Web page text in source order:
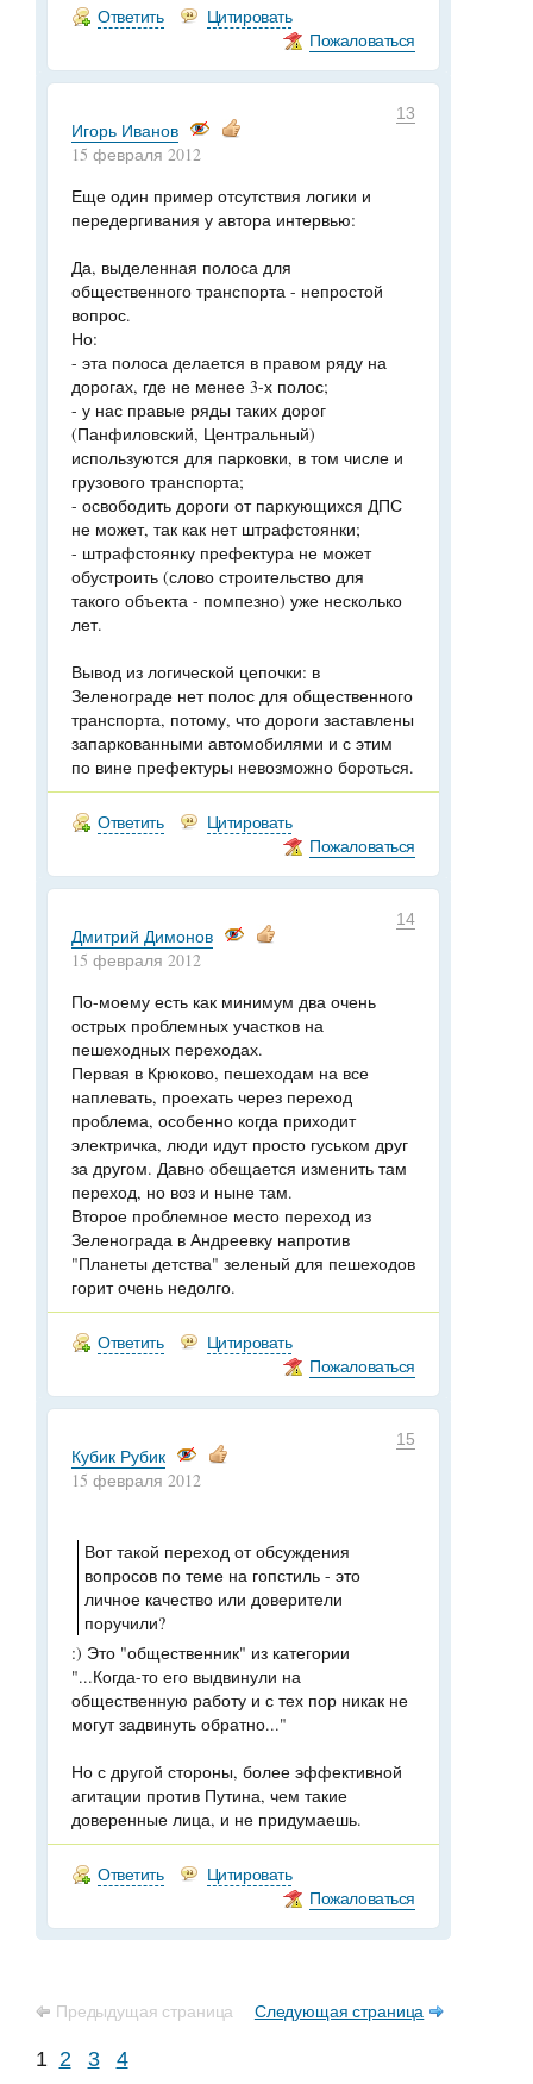
Ответить
Цитировать
Пожаловаться
13
Игорь Иванов
15 февраля 2012
Еще один пример отсутствия логики и
передергивания у автора интервью:
Да, выделенная полоса для
общественного транспорта - непростой
вопрос.
Но:
- эта полоса делается в правом ряду на
дорогах, где не менее 3-х полос;
- у нас правые ряды таких дорог
(Панфиловский, Центральный)
используются для парковки, в том числе и
грузового транспорта;
- освободить дороги от паркующихся ДПС
не может, так как нет штрафстоянки;
- штрафстоянку префектура не может
обустроить (слово строительство для
такого объекта - помпезно) уже несколько
лет.
Вывод из логической цепочки: в
Зеленограде нет полос для общественного
транспорта, потому, что дороги заставлены
запаркованными автомобилями и с этим
по вине префектуры невозможно бороться.
Ответить
Цитировать
Пожаловаться
14
Дмитрий Димонов
15 февраля 2012
По-моему есть как минимум два очень
острых проблемных участков на
пешеходных переходах.
Первая в Крюково, пешеходам на все
наплевать, проехать через переход
проблема, особенно когда приходит
электричка, люди идут просто гуськом друг
за другом. Давно обещается изменить там
переход, но воз и ныне там.
Второе проблемное место переход из
Зеленограда в Андреевку напротив
"Планеты детства" зеленый для пешеходов
горит очень недолго.
Ответить
Цитировать
Пожаловаться
15
Кубик Рубик
15 февраля 2012
Вот такой переход от обсуждения
вопросов по теме на гопстиль - это
личное качество или доверители
поручили?
:) Это "общественник" из категории
"...Когда-то его выдвинули на
общественную работу и с тех пор никак не
могут задвинуть обратно..."
Но с другой стороны, более эффективной
агитации против Путина, чем такие
доверенные лица, и не придумаешь.
Ответить
Цитировать
Пожаловаться
Предыдущая страница Следующая страница
1 2 3 4